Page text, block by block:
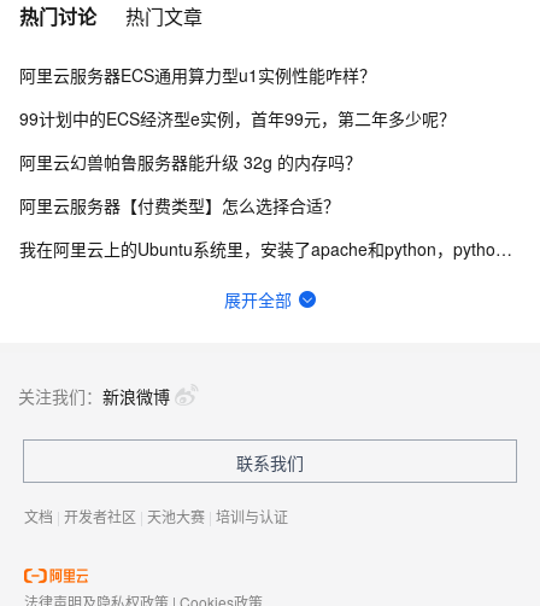
热门讨论 热门文章
阿里云服务器ECS通用算力型u1实例性能咋样？
99计划中的ECS经济型e实例，首年99元，第二年多少呢？
阿里云幻兽帕鲁服务器能升级 32g 的内存吗？
阿里云服务器【付费类型】怎么选择合适？
我在阿里云上的Ubuntu系统里，安装了apache和python，python无法显示
轻量应用服务器与云服务器ECS有什么区别？
2026年阿里云618活动云服务器怎么买最划算？
阿里云轻量应用服务器适合搭建哪些网站和应用？
展开全部
关注我们： 新浪微博
联系我们
文档 | 开发者社区 | 天池大赛 | 培训与认证
法律声明及隐私权政策 | Cookies政策